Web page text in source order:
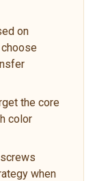
on
the core
color
when